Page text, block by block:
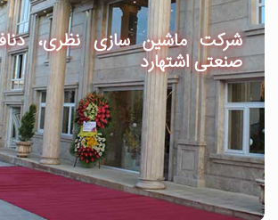
شرکت ماشین سازی نظری،
صنعتی اشتهارد